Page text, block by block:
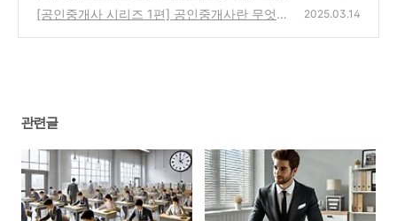
플랜 공개
(6)
[공인중개사 시리즈 1편] 공인중개사란 무엇일
2025.03.14
관련글